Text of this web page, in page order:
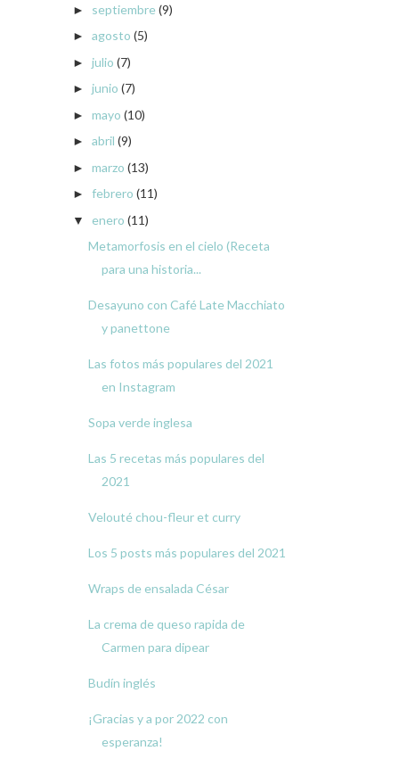
► septiembre(9)
► agosto (5)
► julio (7)
► junio (7)
► mayo (10)
► abril (9)
► marzo (13)
► febrero (11)
▼ enero (11)
Metamorfosis en el cielo (Receta
para una historia...
Desayuno con Café Late Macchiato
y panettone
Las fotos más populares del 2021
en Instagram
Sopa verde inglesa
Las 5 recetas más populares del
2021
Velouté chou-fleur et curry
Los 5 posts más populares del 2021
Wraps de ensalada César
La crema de queso rapida de
Carmen para dipear
Budín inglés
¡Gracias y a por 2022 con
esperanza!